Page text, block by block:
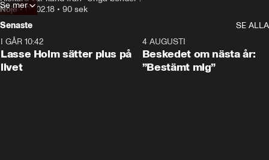
Nöje•05.02.18 • 90 sek
Se mer
Senaste
SE ALLA
I GÅR 10:42
Lasse Holm sätter plus på
livet
4 AUGUSTI
Beskedet om nästa år:
”Bestämt mig”